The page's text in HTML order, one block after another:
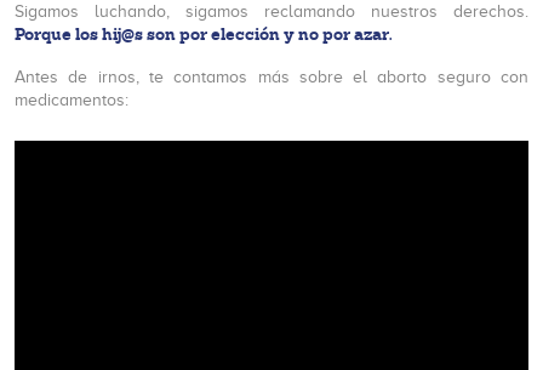
Sigamos luchando, sigamos reclamando nuestros derechos.
Porque los hij@s son por elección y no por azar.
Antes de irnos, te contamos más sobre el aborto seguro con
medicamentos: